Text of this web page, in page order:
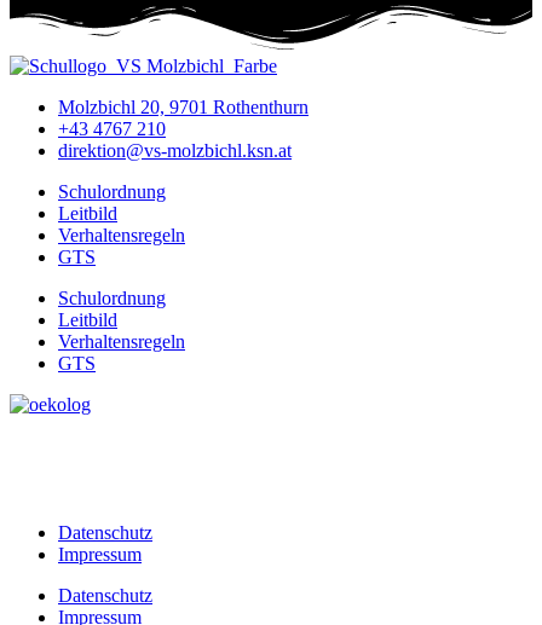
Molzbichl 20, 9701 Rothenthurn
+43 4767 210
direktion@vs-molzbichl.ksn.at
Schulordnung
Leitbild
Verhaltensregeln
GTS
Schulordnung
Leitbild
Verhaltensregeln
GTS
Datenschutz
Impressum
Datenschutz
Impressum